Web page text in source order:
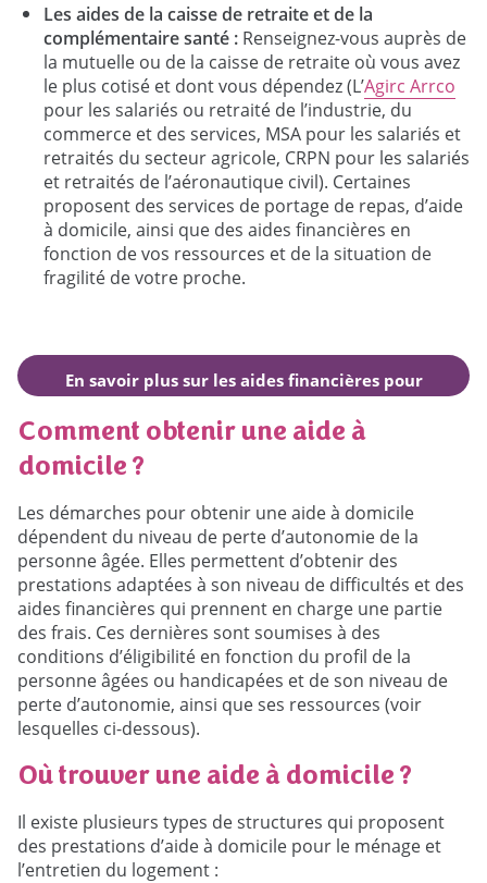
Les aides de la caisse de retraite et de la
complémentaire santé : Renseignez-vous auprès de
la mutuelle ou de la caisse de retraite où vous avez
le plus cotisé et dont vous dépendez (L’Agirc Arrco
pour les salariés ou retraité de l’industrie, du
commerce et des services, MSA pour les salariés et
retraités du secteur agricole, CRPN pour les salariés
et retraités de l’aéronautique civil). Certaines
proposent des services de portage de repas, d’aide
à domicile, ainsi que des aides financières en
fonction de vos ressources et de la situation de
fragilité de votre proche.
En savoir plus sur les aides financières pour
les aides à domicile
Comment obtenir une aide à
domicile ?
Les démarches pour obtenir une aide à domicile
dépendent du niveau de perte d’autonomie de la
personne âgée. Elles permettent d’obtenir des
prestations adaptées à son niveau de difficultés et des
aides financières qui prennent en charge une partie
des frais. Ces dernières sont soumises à des
conditions d’éligibilité en fonction du profil de la
personne âgées ou handicapées et de son niveau de
perte d’autonomie, ainsi que ses ressources (voir
lesquelles ci-dessous).
Où trouver une aide à domicile ?
Il existe plusieurs types de structures qui proposent
des prestations d’aide à domicile pour le ménage et
l’entretien du logement :